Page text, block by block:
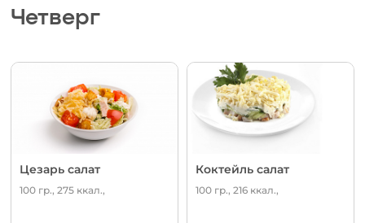
Четверг
Цезарь салат
100 гр., 275 ккал.,
Коктейль салат
100 гр., 216 ккал.,